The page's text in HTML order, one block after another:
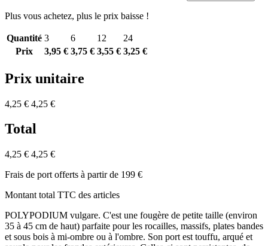
Plus vous achetez, plus le prix baisse !
Quantité 3 6 12
24
Prix
3,95 € 3,75 € 3,55 € 3,25 €
Prix unitaire
4,25 € 4,25 €
Total
4,25 € 4,25 €
Frais de port offerts à partir de 199 €
Montant total TTC des articles
POLYPODIUM vulgare. C'est une fougère de petite taille (environ
35 à 45 cm de haut) parfaite pour les rocailles, massifs, plates bandes
et sous bois à mi-ombre ou à l'ombre. Son port est touffu, arqué et